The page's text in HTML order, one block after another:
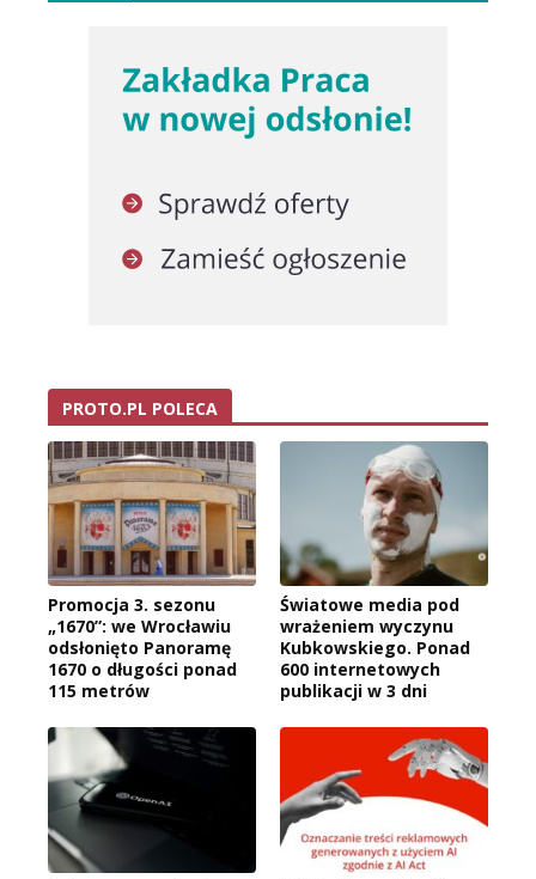
PROTO.PL POLECA
Promocja 3. sezonu
„1670”: we Wrocławiu
odsłonięto Panoramę
1670 o długości ponad
115 metrów
Światowe media pod
wrażeniem wyczynu
Kubkowskiego. Ponad
600 internetowych
publikacji w 3 dni